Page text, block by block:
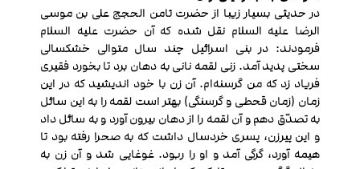
در حدیثی بسیار زیبا از حضرت ثامن الحجج علی بن موسی
الرضا علیه السلام نقل شده که آن حضرت علیه السلام
فرمودند: در بنی اسرائیل چند سال متوالی خشکسالی
سختی پدید آمد. زنی لقمه نانی به دهان برد تا بخورد فقیری
فریاد زد که من گرسنه‌ام. آن زن با خود اندیشید که در این
زمان (زمان قحطی و گرسنگی) بهتر است لقمه را به این سائل
به تصدّق دهم و آن لقمه را از دهان بیرون آورد و به سائل داد
و این پیرزن، پسری خردسال داشت که به صحرا رفته بود تا
هیمه آورد، گرگی آمد و او را ربود. غوغایی شد و آن زن به